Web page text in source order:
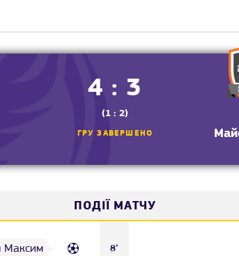
4 : 3
(1 : 2)
ГРУ ЗАВЕРШЕНО
ПОДІЇ МАТЧУ
Максим 8’